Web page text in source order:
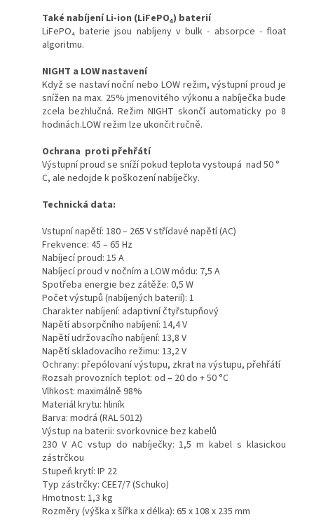
Také nabíjení Li-ion (LiFePO₄) baterií
LiFePO₄ baterie jsou nabíjeny v bulk - absorpce - float
algoritmu.
NIGHT a LOW nastavení
Když se nastaví noční nebo LOW režim, výstupní proud je
snížen na max. 25% jmenovitého výkonu a nabíječka bude
zcela bezhlučná. Režim NIGHT skončí automaticky po 8
hodinách.LOW režim lze ukončit ručně.
Ochrana proti přehřátí
Výstupní proud se sníží pokud teplota vystoupá nad 50 °
C, ale nedojde k poškození nabíječky.
Technická data:
Vstupní napětí: 180 – 265 V střídavé napětí (AC)
Frekvence: 45 – 65 Hz
Nabíjecí proud: 15 A
Nabíjecí proud v nočním a LOW módu: 7,5 A
Spotřeba energie bez zátěže: 0,5 W
Počet výstupů (nabíjených baterií): 1
Charakter nabíjení: adaptivní čtyřstupňový
Napětí absorpčního nabíjení: 14,4 V
Napětí udržovacího nabíjení: 13,8 V
Napětí skladovacího režimu: 13,2 V
Ochrany: přepólovaní výstupu, zkrat na výstupu, přehřátí
Rozsah provozních teplot: od – 20 do + 50 °C
Vlhkost: maximálně 98%
Materiál krytu: hliník
Barva: modrá (RAL 5012)
Výstup na baterii: svorkovnice bez kabelů
230 V AC vstup do nabíječky: 1,5 m kabel s klasickou
zástrčkou
Stupeň krytí: IP 22
Typ zástrčky: CEE7/7 (Schuko)
Hmotnost: 1,3 kg
Rozměry (výška x šířka x délka): 65 x 108 x 235 mm